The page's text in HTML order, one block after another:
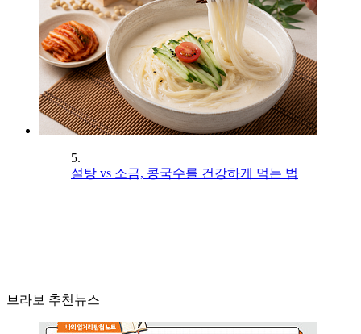
5.
설탕 vs 소금, 콩국수를 건강하게 먹는 법
브라보 추천뉴스